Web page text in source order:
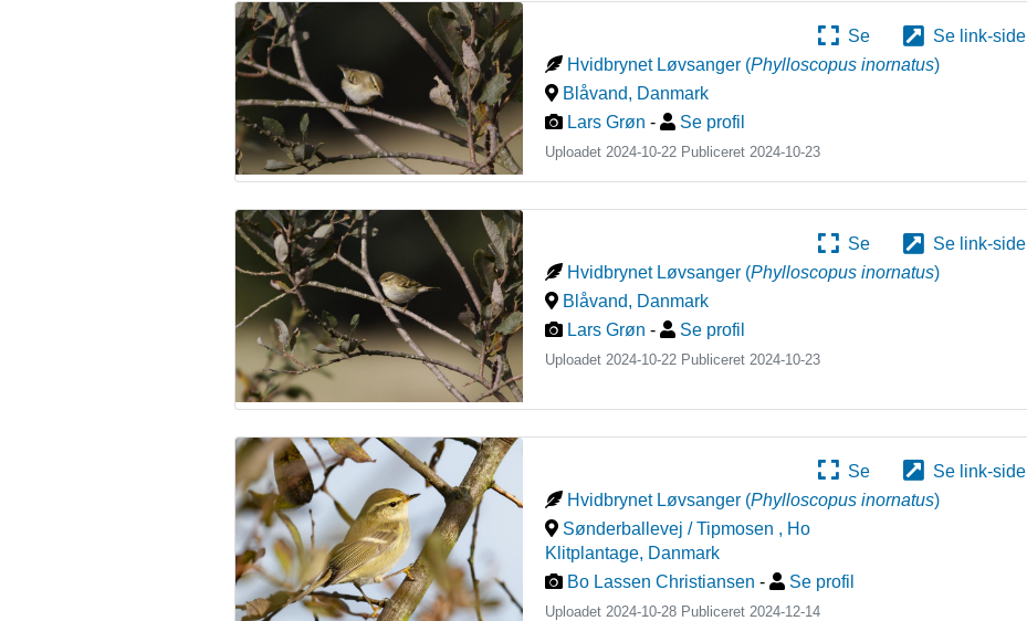
Se
Se link-side
Hvidbrynet Løvsanger (Phylloscopus inornatus)
Blåvand, Danmark
Lars Grøn - Se profil
Uploadet 2024-10-22 Publiceret2024-10-23
Se
Se link-side
Hvidbrynet Løvsanger (Phylloscopus inornatus)
Blåvand, Danmark
Lars Grøn - Se profil
Uploadet 2024-10-22 Publiceret2024-10-23
Se
Se link-side
Hvidbrynet Løvsanger (Phylloscopus inornatus)
Sønderballevej / Tipmosen , Ho
Klitplantage, Danmark
Bo Lassen Christiansen - Se profil
Uploadet 2024-10-28 Publiceret 2024-12-14